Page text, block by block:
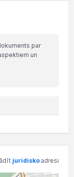
par
un
juridisko adresi